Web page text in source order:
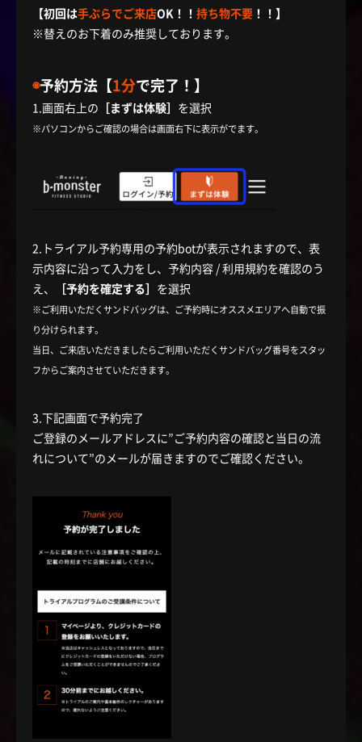
【初回は手ぶらでご来店OK！！ 持ち物不要 ！！】
※替えのお下着のみ推奨しております。
◉予約方法【1分で完了！】
1.画面右上の ［まずは体験］ を選択
※パソコンからご確認の場合は画面右下に表示がでます。
2.トライアル予約専用の予約botが表示されますので、表
示内容に沿って入力をし、予約内容 / 利用規約を確認のう
え、
［予約を確定する］ を選択
※ご利用いただくサンドバッグは、ご予約時にオススメエリアへ自動で振
り分けられます。
当日、ご来店いただきましたらご利用いただくサンドバッグ番号をスタッ
フからご案内させていただきます。
3.下記画面で予約完了
ご登録のメールアドレスに”ご予約内容の確認と当日の流
れについて”のメールが届きますのでご確認ください。